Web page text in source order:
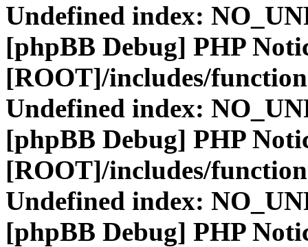
Undefined index:
[phpBB Debug] PHP
[ROOT]/includes/
Undefined index:
[phpBB Debug] PHP
[ROOT]/includes/
Undefined index:
[phpBB Debug] PHP